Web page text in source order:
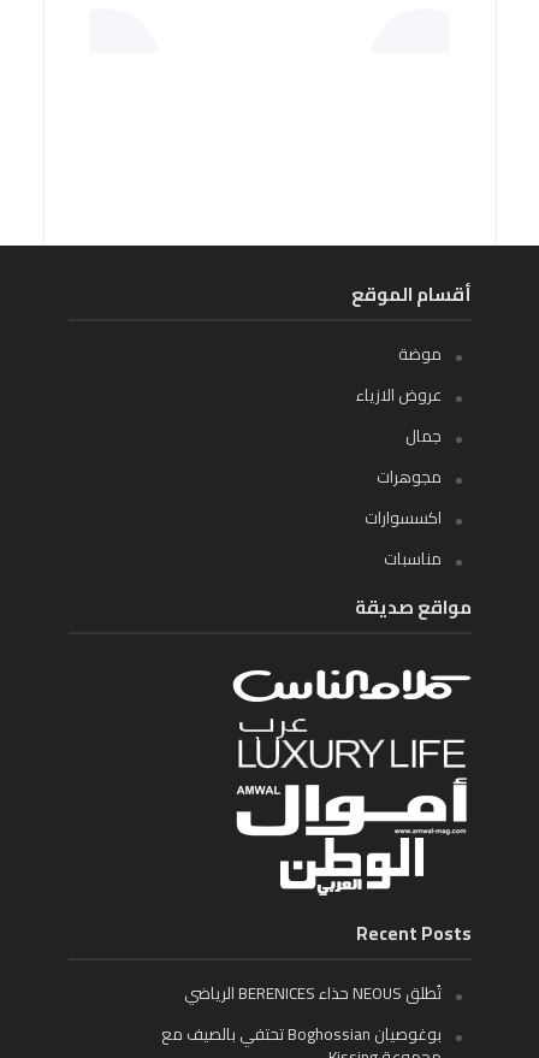
أقسام الموقع
موضة
عروض الازياء
جمال
مجوهرات
اكسسوارات
مناسبات
مواقع صديقة
Recent Posts
تُطلق NEOUS حذاء BERENICES الرياضي
بوغوصيان Boghossian تحتفي بالصيف مع